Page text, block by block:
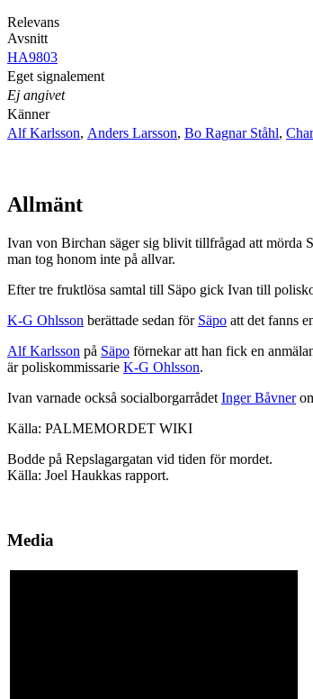
Relevans
Avsnitt
HA9803
Eget signalement
Ej angivet
Känner
Alf Karlsson, Anders Larsson, Bo Ragnar Ståhl,
Allmänt
Ivan von Birchan säger sig blivit tillfrågad att mörda
man tog honom inte på allvar.
Efter tre fruktlösa samtal till Säpo gick Ivan till
K-G Ohlsson berättade sedan för Säpo att det fanns
Alf Karlsson på Säpo förnekar att han fick en
är poliskommissarie K-G Ohlsson.
Ivan varnade också socialborgarrådet Inger Båvner
Källa: PALMEMORDET WIKI
Bodde på Repslagargatan vid tiden för mordet.
Källa: Joel Haukkas rapport.
Media